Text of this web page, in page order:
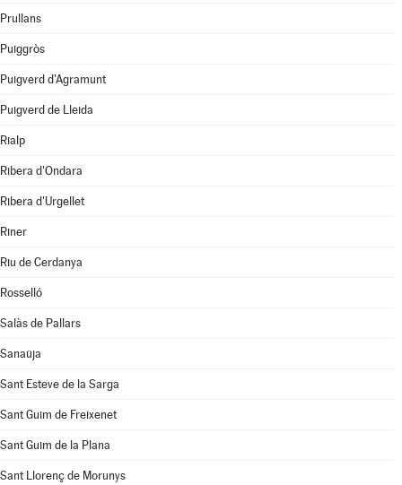
Prullans
Puiggròs
Puigverd d'Agramunt
Puigverd de Lleida
Rialp
Ribera d'Ondara
Ribera d'Urgellet
Riner
Riu de Cerdanya
Rosselló
Salàs de Pallars
Sanaüja
Sant Esteve de la Sarga
Sant Guim de Freixenet
Sant Guim de la Plana
Sant Llorenç de Morunys